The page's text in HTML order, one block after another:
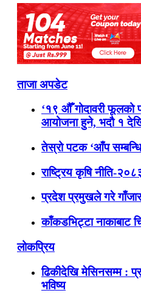
ताजा अपडेट
‘१९ औँ गोदावरी फूलको
आयोजना हुने, भदौ १
तेस्रो पटक ‘आँप सम्बन्धि
राष्ट्रिय कृषि नीति-
प्रदेश प्रमुखले गरे
काँकडभिट्टा नाकाबाट
लोकप्रिय
ढिकीदेखि मेसिनसम्म :
भविष्य